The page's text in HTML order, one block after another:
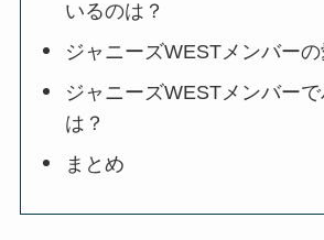
いるのは？
ジャニーズWESTメンバーの
ジャニーズWESTメンバー
は？
まとめ